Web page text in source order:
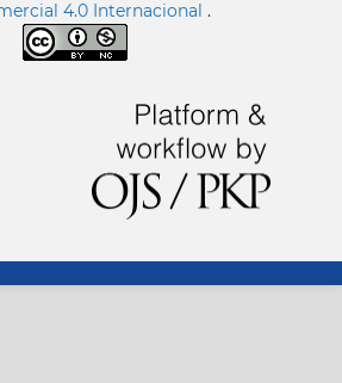
4.0 Internacional .